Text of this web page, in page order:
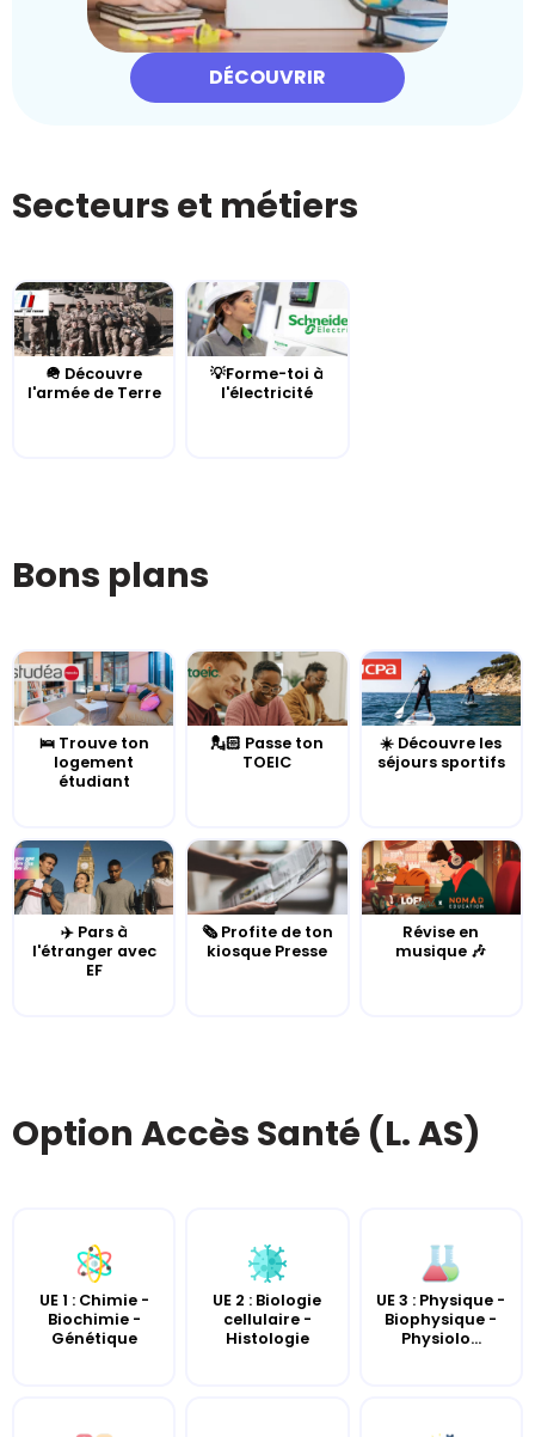
DÉCOUVRIR
Secteurs et métiers
🪖 Découvre
l'armée de Terre
💡Forme-toi à
l'électricité
Bons plans
🛌 Trouve ton
logement
étudiant
💂🏻 Passe ton
TOEIC
☀️ Découvre les
séjours sportifs
✈️ Pars à
l'étranger avec
EF
🗞️ Profite de ton
kiosque Presse
Révise en
musique 🎶
Option Accès Santé (L. AS)
UE 1 : Chimie -
Biochimie -
Génétique
UE 2 : Biologie
cellulaire -
Histologie
UE 3 : Physique -
Biophysique -
Physiolo...